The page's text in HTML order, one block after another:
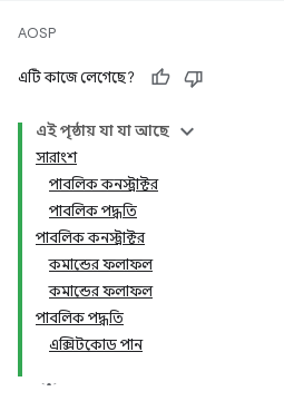
AOSP
এটি কাজে লেগেছে?
এই পৃষ্ঠায় যা যা আছে
সারাংশ
পাবলিক কনস্ট্রাক্টর
পাবলিক পদ্ধতি
পাবলিক কনস্ট্রাক্টর
কমান্ডের ফলাফল
কমান্ডের ফলাফল
পাবলিক পদ্ধতি
এক্সিটকোড পান